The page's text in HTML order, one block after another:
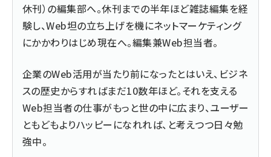
休刊）の編集部へ。休刊までの半年ほど雑誌編集を経
験し、Web坦の立ち上げを機にネットマーケティング
にかかわりはじめ現在へ。編集兼Web担当者。
企業のWeb活用が当たり前になったとはいえ、ビジネ
スの歴史からすればまだ10数年ほど。それを支える
Web担当者の仕事がもっと世の中に広まり、ユーザー
ともどもよりハッピーになれれば、と考えつつ日々勉
強中。